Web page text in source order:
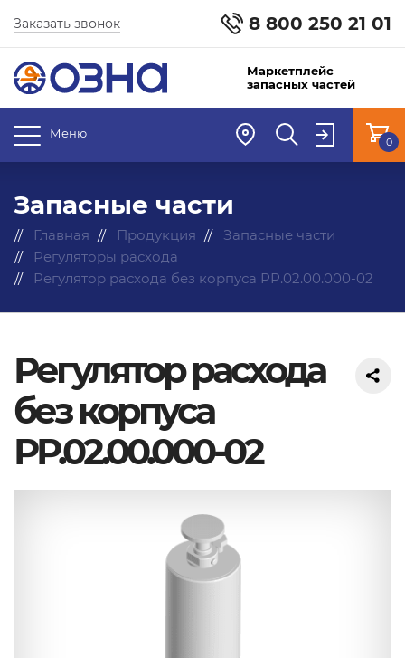
8 800 250 21 01
Заказать звонок
Маркетплейс
запасных частей
Меню
0
Запасные части
Главная Продукция
Запасные части
Регуляторы расхода
Регулятор расхода без корпуса РР.02.00.000-02
Регулятор расхода
без корпуса
РР.02.00.000-02